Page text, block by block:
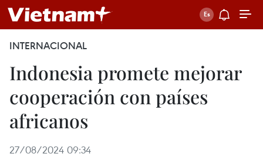
INTERNACIONAL
Indonesia promete mejorar
cooperación con países
africanos
27/08/2024 09:34